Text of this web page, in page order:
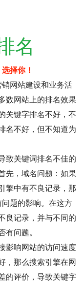
名
择你！
网站建设和业务活
数网站上的排名效果
关键字排名不好，不
名不好，但不知道为
致关键词排名不佳的
先，域名问题：如果
擎中有不良记录，那
题的影响。在这方
良记录，并与不同的
有问题。
影响网站的访问速度
，那么搜索引擎在网
的评价，导致关键字